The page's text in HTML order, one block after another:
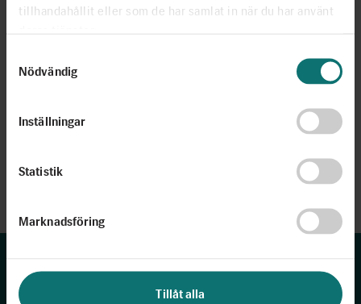
tillhandahållit eller som de har samlat in när du har använt
Nödvändig
Inställningar
Statistik
Marknadsföring
Tillåt alla